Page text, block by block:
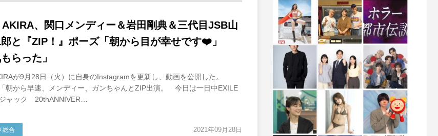
AKIRA、関口メンディー＆岩田剛典＆三代目JSB山
と『ZIP！』ポーズ「朝から目が幸せです❤️」
もらった」
が9月28日（火）に自身のInstagramを更新し、動画を公開した。
朝から早速、メンディー、ガンちゃんとZIP出演。 今日は一日中EXILE
ャック 20thANNIVER…
2021年09月28日
総合